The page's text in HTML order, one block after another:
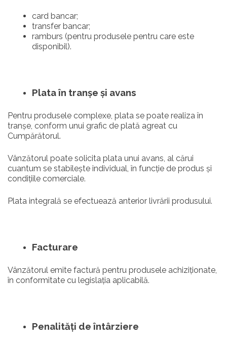
card bancar;
transfer bancar;
ramburs (pentru produsele pentru care este
disponibil).
Plata în tranșe și avans
Pentru produsele complexe, plata se poate realiza în
tranșe, conform unui grafic de plată agreat cu
Cumpărătorul.
Vânzătorul poate solicita plata unui avans, al cărui
cuantum se stabilește individual, în funcție de produs și
condițiile comerciale.
Plata integrală se efectuează anterior livrării produsului.
Facturare
Vânzătorul emite factură pentru produsele achiziționate,
în conformitate cu legislația aplicabilă.
Penalități de întârziere